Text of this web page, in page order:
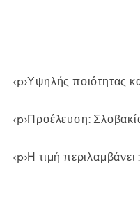
<p>Υψηλής ποιότητας
<p>Προέλευση:
<p>Η τιμή περιλαμβάνει